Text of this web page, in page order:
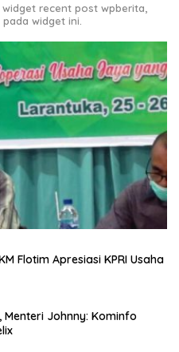
recent post wpberita,
widget ini.
Flotim Apresiasi KPRI Usaha
Johnny: Kominfo